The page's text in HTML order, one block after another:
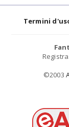
Termini
©2003